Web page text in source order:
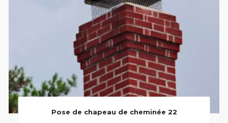
Pose de chapeau de cheminée 22